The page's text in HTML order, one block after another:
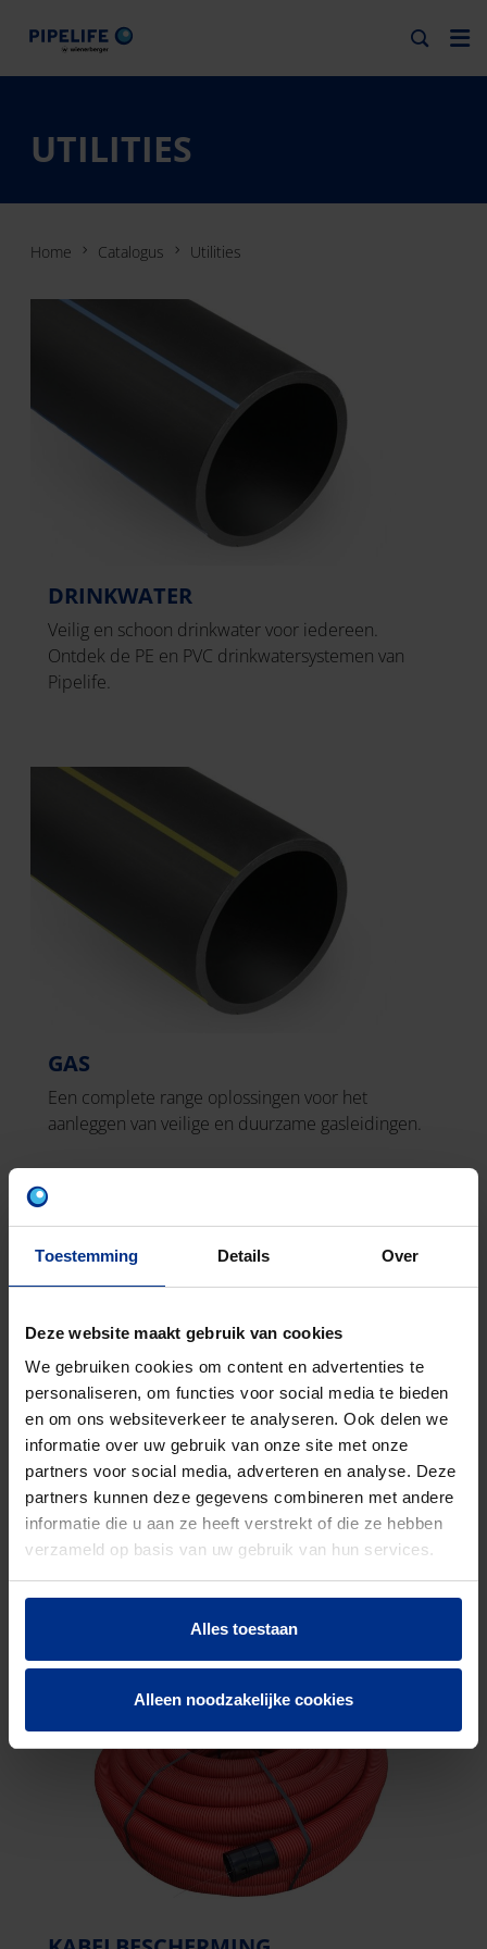
Toestemming Details Over
Deze website maakt gebruik van cookies
We gebruiken cookies om content en advertenties te
personaliseren, om functies voor social media te bieden
en om ons websiteverkeer te analyseren. Ook delen we
informatie over uw gebruik van onze site met onze
partners voor social media, adverteren en analyse. Deze
partners kunnen deze gegevens combineren met andere
informatie die u aan ze heeft verstrekt of die ze hebben
verzameld op basis van uw gebruik van hun services.
Alles toestaan
Alleen noodzakelijke cookies
UTILITIES
Home Catalogus Utilities
DRINKWATER
Veilig en schoon drinkwater voor iedereen.
Ontdek de PE en PVC drinkwatersystemen van
Pipelife.
GAS
Een complete range oplossingen voor het
aanleggen van veilige en duurzame gasleidingen.
DRUKLEIDING
Met onze drukleiding oplossingen van Pipelife ben
je altijd zeker van de hoogste kwaliteit.